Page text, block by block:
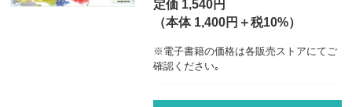
定価 1,540円
（本体 1,400円＋税10%）
※電子書籍の価格は各販売ストアにてご
確認ください｡